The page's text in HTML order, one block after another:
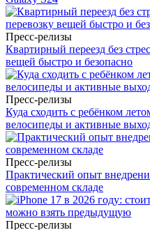
Пресс-релизы
Квартирный переезд без
вещей быстро и безопасно
Пресс-релизы
Куда сходить с ребёнком
велосипеды и активные
Пресс-релизы
Практический опыт
современном складе
Пресс-релизы